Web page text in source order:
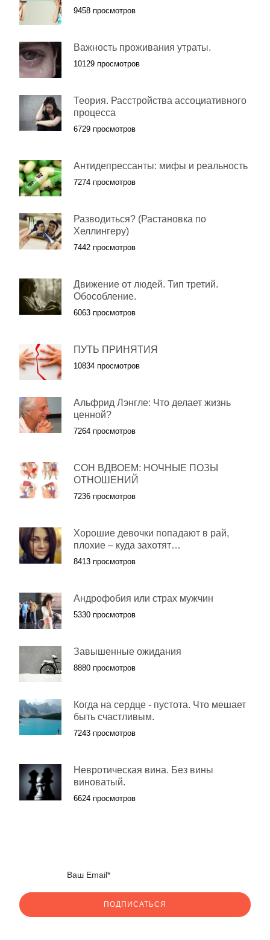
9458 просмотров
Важность проживания утраты.
10129 просмотров
Теория. Расстройства ассоциативного
процесса
6729 просмотров
Антидепрессанты: мифы и реальность
7274 просмотров
Разводиться? (Растановка по
Хеллингеру)
7442 просмотров
Движение от людей. Тип третий.
Обособление.
6063 просмотров
ПУТЬ ПРИНЯТИЯ
10834 просмотров
Альфрид Лэнгле: Что делает жизнь
ценной?
7264 просмотров
СОН ВДВОЕМ: НОЧНЫЕ ПОЗЫ
ОТНОШЕНИЙ
7236 просмотров
Хорошие девочки попадают в рай,
плохие – куда захотят…
8413 просмотров
Андрофобия или страх мужчин
5330 просмотров
Завышенные ожидания
8880 просмотров
Когда на сердце - пустота. Что мешает
быть счастливым.
7243 просмотров
Невротическая вина. Без вины
виноватый.
6624 просмотров
ПОДПИСАТЬСЯ